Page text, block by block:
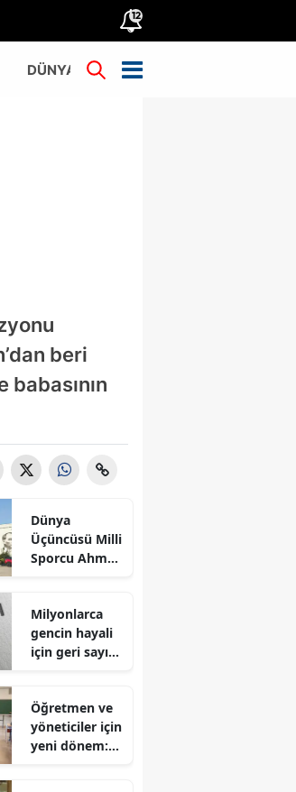
12
DÜNYA TÜRKİYE
beri
babasının
Dünya
Üçüncüsü Milli
Sporcu Ahmet
Milyonlarca
gencin hayali
için geri sayım
sonuçları
erişime açıldı
Öğretmen ve
yöneticiler için
yeni dönem: